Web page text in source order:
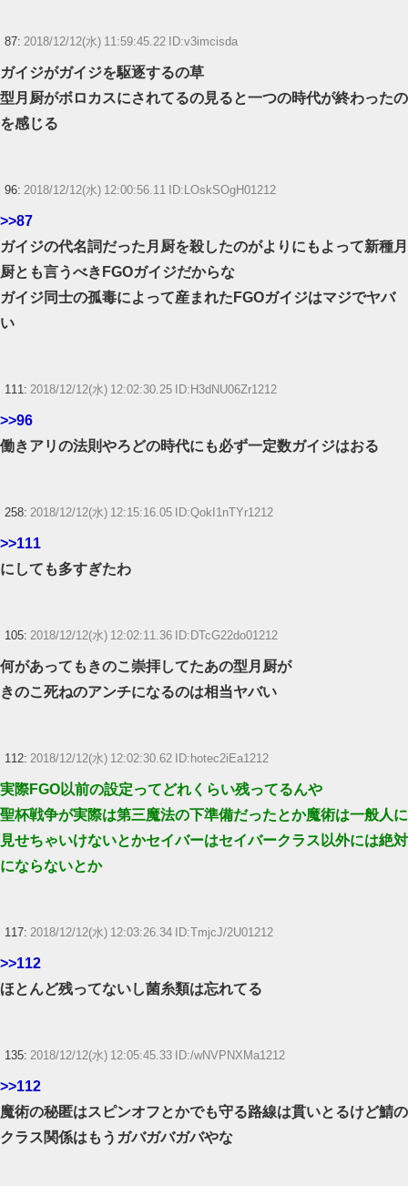
87: 2018/12/12(水) 11:59:45.22 ID:v3imcisda
ガイジがガイジを駆逐するの草
型月厨がボロカスにされてるの見ると一つの時代が終わったの
を感じる
96: 2018/12/12(水) 12:00:56.11 ID:LOskSOgH01212
>>87
ガイジの代名詞だった月厨を殺したのがよりにもよって新種月
厨とも言うべきFGOガイジだからな
ガイジ同士の孤毒によって産まれたFGOガイジはマジでヤバ
い
111: 2018/12/12(水) 12:02:30.25 ID:H3dNU06Zr1212
>>96
働きアリの法則やろどの時代にも必ず一定数ガイジはおる
258: 2018/12/12(水) 12:15:16.05 ID:QokI1nTYr1212
>>111
にしても多すぎたわ
105: 2018/12/12(水) 12:02:11.36 ID:DTcG22do01212
何があってもきのこ崇拝してたあの型月厨が
きのこ死ねのアンチになるのは相当ヤバい
112: 2018/12/12(水) 12:02:30.62 ID:hotec2iEa1212
実際FGO以前の設定ってどれくらい残ってるんや
聖杯戦争が実際は第三魔法の下準備だったとか魔術は一般人に
見せちゃいけないとかセイバーはセイバークラス以外には絶対
にならないとか
117: 2018/12/12(水) 12:03:26.34 ID:TmjcJ/2U01212
>>112
ほとんど残ってないし菌糸類は忘れてる
135: 2018/12/12(水) 12:05:45.33 ID:/wNVPNXMa1212
>>112
魔術の秘匿はスピンオフとかでも守る路線は貫いとるけど鯖の
クラス関係はもうガバガバガバやな